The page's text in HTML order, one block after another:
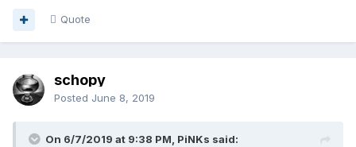
Quote
schopy
Posted June 8, 2019
On 6/7/2019 at 9:38 PM, PiNKs said: